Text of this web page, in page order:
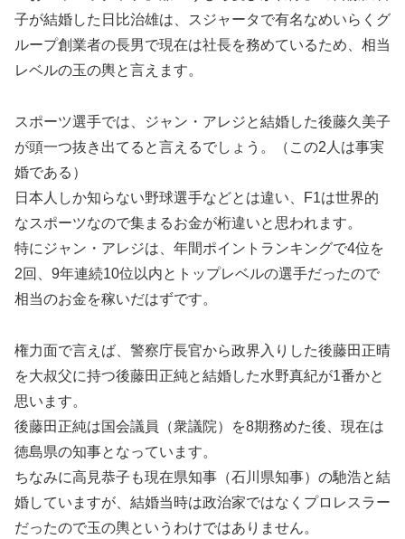
子が結婚した日比治雄は、スジャータで有名なめいらくグ
ループ創業者の長男で現在は社長を務めているため、相当
レベルの玉の輿と言えます。
スポーツ選手では、ジャン・アレジと結婚した後藤久美子
が頭一つ抜き出てると言えるでしょう。（この2人は事実
婚である）
日本人しか知らない野球選手などとは違い、F1は世界的
なスポーツなので集まるお金が桁違いと思われます。
特にジャン・アレジは、年間ポイントランキングで4位を
2回、9年連続10位以内とトップレベルの選手だったので
相当のお金を稼いだはずです。
権力面で言えば、警察庁長官から政界入りした後藤田正晴
を大叔父に持つ後藤田正純と結婚した水野真紀が1番かと
思います。
後藤田正純は国会議員（衆議院）を8期務めた後、現在は
徳島県の知事となっています。
ちなみに高見恭子も現在県知事（石川県知事）の馳浩と結
婚していますが、結婚当時は政治家ではなくプロレスラー
だったので玉の輿というわけではありません。